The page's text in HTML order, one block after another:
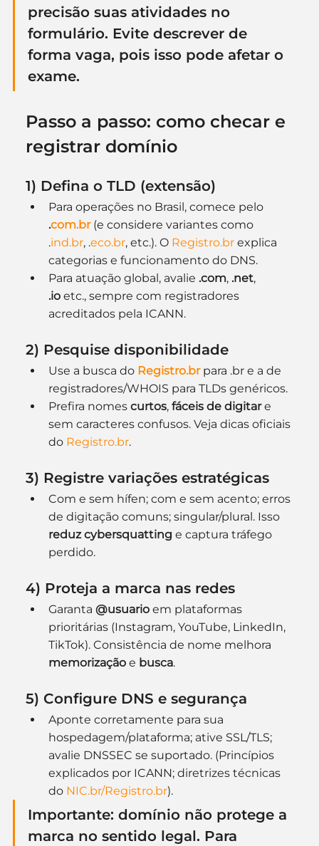
precisão suas atividades no
formulário. Evite descrever de
forma vaga, pois isso pode afetar o
exame.
Passo a passo: como checar e
registrar domínio
1) Defina o TLD (extensão)
Para operações no Brasil, comece pelo
.com.br (e considere variantes como
.ind.br, .eco.br, etc.). O Registro.br explica
categorias e funcionamento do DNS.
Para atuação global, avalie .com, .net,
.io etc., sempre com registradores
acreditados pela ICANN.
2) Pesquise disponibilidade
Use a busca do Registro.br para .br e a de
registradores/WHOIS para TLDs genéricos.
Prefira nomes curtos, fáceis de digitar e
sem caracteres confusos. Veja dicas oficiais
do Registro.br.
3) Registre variações estratégicas
Com e sem hífen; com e sem acento; erros
de digitação comuns; singular/plural. Isso
reduz cybersquatting e captura tráfego
perdido.
4) Proteja a marca nas redes
Garanta @usuario em plataformas
prioritárias (Instagram, YouTube, LinkedIn,
TikTok). Consistência de nome melhora
memorização e busca.
5) Configure DNS e segurança
Aponte corretamente para sua
hospedagem/plataforma; ative SSL/TLS;
avalie DNSSEC se suportado. (Princípios
explicados por ICANN; diretrizes técnicas
do NIC.br/Registro.br).
Importante: domínio não protege a
marca no sentido legal. Para